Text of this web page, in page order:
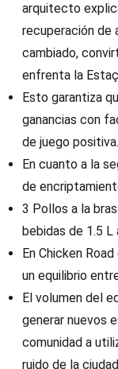
arquitecto
recuperación de
cambiado,
enfrenta la
Esto garantiza
ganancias con
de juego positiva.
En cuanto a la
de
3 Pollos a la
bebidas de 1.5 L
En Chicken
un equilibrio
El volumen del
generar nuevos
comunidad a
ruido de la